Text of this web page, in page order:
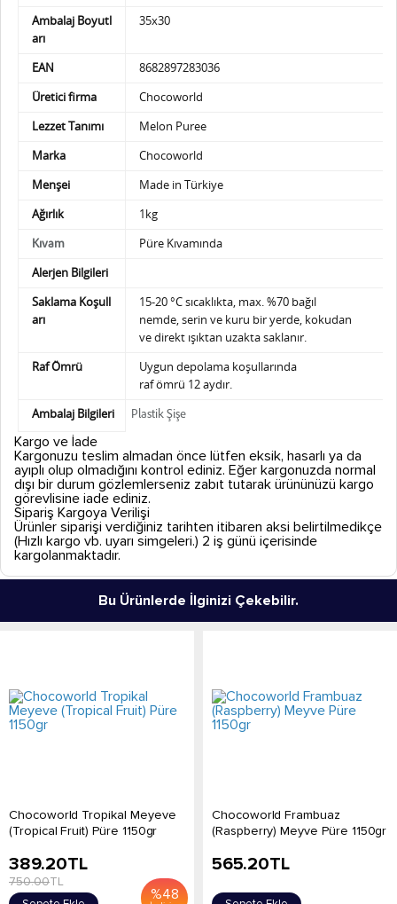
Ambalaj Boyutl
arı
35x30
EAN
8682897283036
Üretici firma
Chocoworld
Lezzet Tanımı
Melon Puree
Marka
Chocoworld
Menşei
Made in Türkiye
Ağırlık
1kg
Kıvam
Püre Kıvamında
Alerjen Bilgileri
Saklama Koşull
arı
15-20 °C sıcaklıkta, max. %70 bağıl
nemde, serin ve kuru bir yerde, kokudan
ve direkt ışıktan uzakta saklanır.
Raf Ömrü
Uygun depolama koşullarında
raf ömrü 12 aydır.
Ambalaj Bilgileri
Plastik Şişe
Kargo ve İade
Kargonuzu teslim almadan önce lütfen eksik, hasarlı ya da
ayıplı olup olmadığını kontrol ediniz. Eğer kargonuzda normal
dışı bir durum gözlemlerseniz zabıt tutarak ürününüzü kargo
görevlisine iade ediniz.
Sipariş Kargoya Verilişi
Ürünler siparişi verdiğiniz tarihten itibaren aksi belirtilmedikçe
(Hızlı kargo vb. uyarı simgeleri.) 2 iş günü içerisinde
kargolanmaktadır.
Bu Ürünlerde İlginizi Çekebilir.
Chocoworld Tropikal Meyeve
(Tropical Fruit) Püre 1150gr
%48
389.20TL
750.00TL
Chocoworld Frambuaz
(Raspberry) Meyve Püre 1150gr
565.20TL